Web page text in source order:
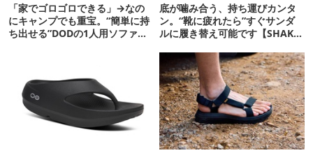
「家でゴロゴロできる」→なの
にキャンプでも重宝。“簡単に持
ち出せる”DODの1人用ソファが
底が噛み合う、持ち運びカンタ
ン。“靴に疲れたら”すぐサンダ
ルに履き替え可能です【SHAKA